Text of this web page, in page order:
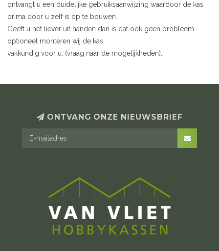
ontvangt u een duidelijke gebruiksaanwijzing waardoor de kas
prima door u zelf is op te bouwen.
Geeft u het liever uit handen dan is dat ook geen probleem
optioneel monteren wij de kas
vakkundig voor u. (vraag naar de mogelijkheden).
ONTVANG ONZE NIEUWSBRIEF